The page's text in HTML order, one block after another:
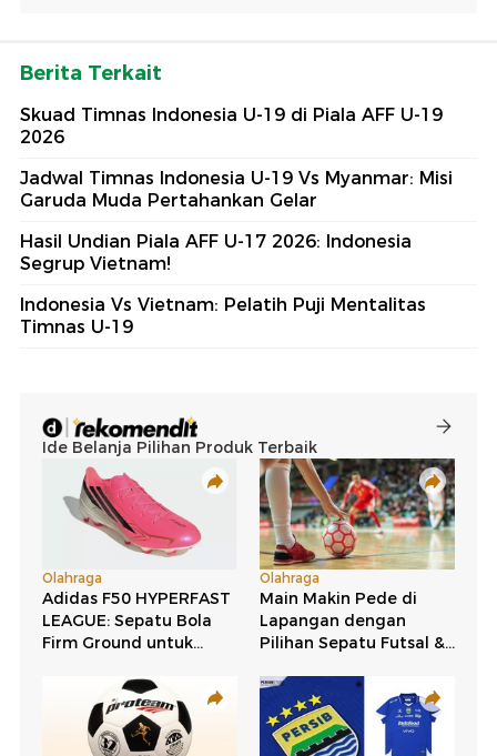
Berita Terkait
Skuad Timnas Indonesia U-19 di Piala AFF U-19
2026
Jadwal Timnas Indonesia U-19 Vs Myanmar: Misi
Garuda Muda Pertahankan Gelar
Hasil Undian Piala AFF U-17 2026: Indonesia
Segrup Vietnam!
Indonesia Vs Vietnam: Pelatih Puji Mentalitas
Timnas U-19